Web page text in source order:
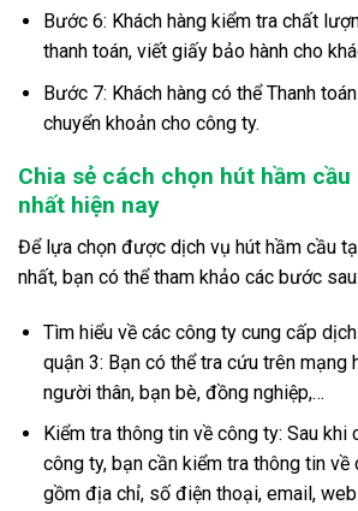
Bước 6: Khách hàng kiểm tra chất
thanh toán, viết giấy bảo hành cho
Bước 7: Khách hàng có thể Thanh
chuyển khoản cho công ty.
Chia sẻ cách chọn hút hầm cầu
nhất hiện nay
Để lựa chọn được dịch vụ hút hầm cầu
nhất, bạn có thể tham khảo các bước sau:
Tìm hiểu về các công ty cung cấp
quận 3: Bạn có thể tra cứu trên mạng
người thân, bạn bè, đồng nghiệp,…
Kiểm tra thông tin về công ty: Sau khi
công ty, bạn cần kiểm tra thông tin về
gồm địa chỉ, số điện thoại, email,